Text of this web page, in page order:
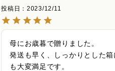
投稿日
2023/12/11
母にお歳暮で贈りました。
発送も早く、しっかりとした
も大変満足です。